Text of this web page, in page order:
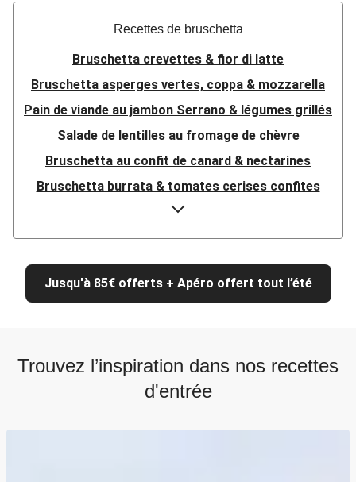
Recettes de bruschetta
Bruschetta crevettes & fior di latte
Bruschetta asperges vertes, coppa & mozzarella
Pain de viande au jambon Serrano & légumes grillés
Salade de lentilles au fromage de chèvre
Bruschetta au confit de canard & nectarines
Bruschetta burrata & tomates cerises confites
Bruschetta burrata & tomates cerises confites
Bruschetta aux poivrons grillés & chèvre frais
Bruschetta burrata & tomates cerises confites
Bruschetta burrata zéro tracas & tomates cerises
Bruschetta nectarine, mozza & prosciutto crudo
Bruschetta chorizo-poivron à l'espagnole
Jusqu'à 85€ offerts + Apéro offert tout l’été
Trouvez l’inspiration dans nos recettes
d'entrée